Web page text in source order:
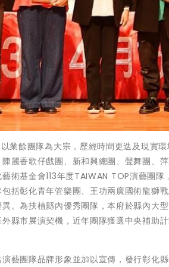
業餘團隊為大宗，歷經時間更迭及現實
麗香歌仔戲團、新和興總團、聲舞團、
術基金會113年度TAIWAN TOP演藝團
括彰化青年管樂團、王功兩廣國術龍獅
。為扶植縣內優秀團隊，本府於縣內大
縣市展演契機，近年團隊獲選中央補助
藝團隊品牌形象並加以宣傳，發行彰化